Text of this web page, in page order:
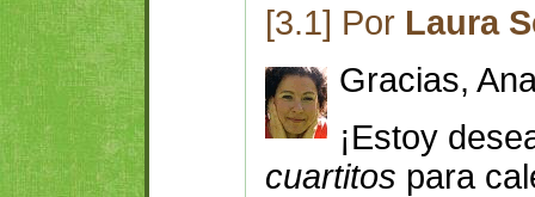
[3.1] Por Laura
Gracias,
¡Estoy
cuartitos para